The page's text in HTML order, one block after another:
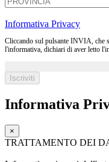
Informativa Privacy
Cliccando sul pulsante INVIA,
l'informativa, dichiari di aver letto
Informativa
×
TRATTAMENTO DEI